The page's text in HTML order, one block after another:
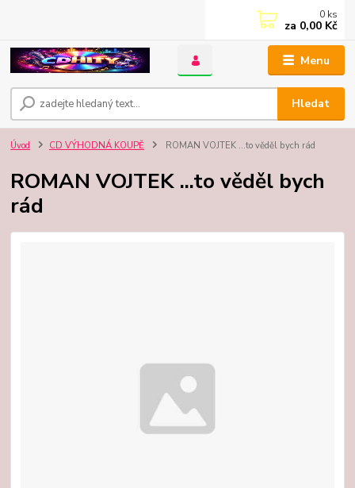
Menu
Hledat
0 ks
za 0,00 Kč
Úvod CD VÝHODNÁ KOUPĚ ROMAN VOJTEK ...to věděl bych rád
ROMAN VOJTEK ...to věděl bych
rád